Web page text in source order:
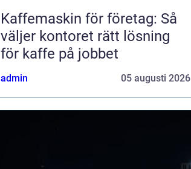
Kaffemaskin för företag: Så
väljer kontoret rätt lösning
för kaffe på jobbet
admin 05 augusti 2026